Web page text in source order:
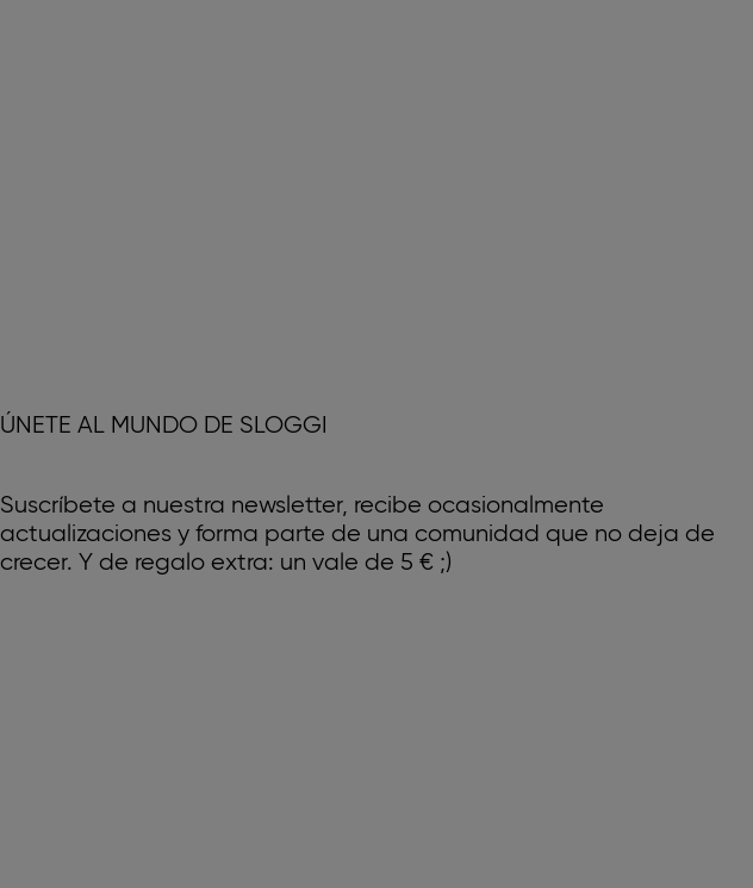
ÚNETE AL MUNDO DE SLOGGI
Suscríbete a nuestra newsletter, recibe ocasionalmente
actualizaciones y forma parte de una comunidad que no deja de
crecer. Y de regalo extra: un vale de 5 € ;)